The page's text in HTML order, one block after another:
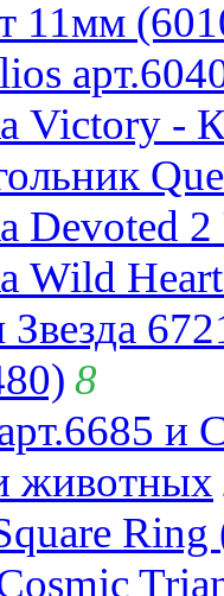
11мм
Victory -
Devoted
Wild
8
и
животных
Ring